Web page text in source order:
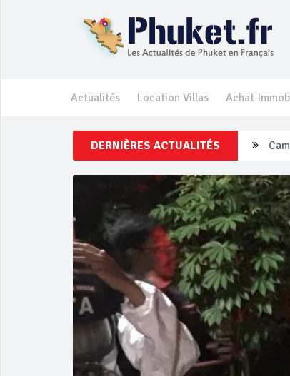
Actualités Location Villas Achat
DERNIÈRES ACTUALITÉS Un